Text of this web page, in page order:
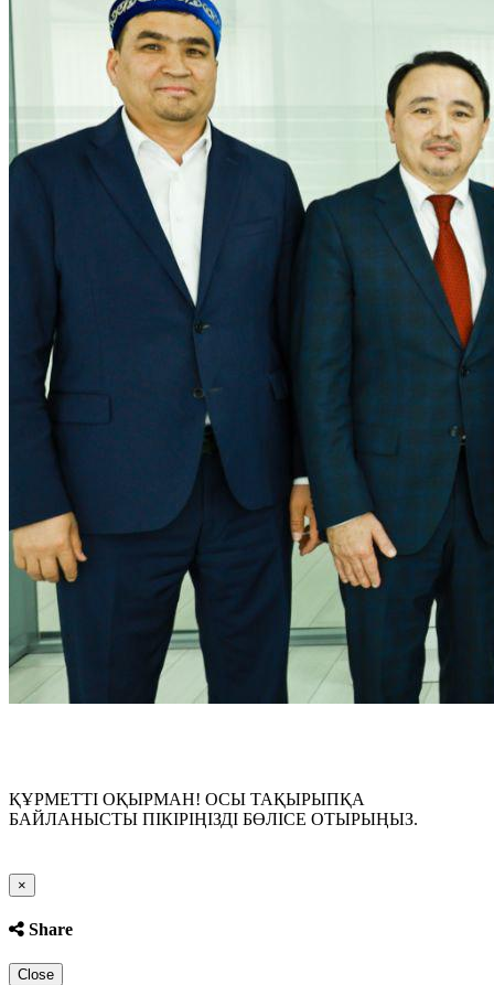
ҚҰРМЕТТІ ОҚЫРМАН! ОСЫ ТАҚЫРЫПҚА
БАЙЛАНЫСТЫ ПІКІРІҢІЗДІ БӨЛІСЕ ОТЫРЫҢЫЗ.
×
Share
Close